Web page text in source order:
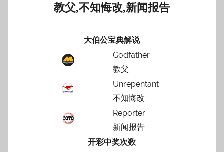
教父,不知悔改,新闻报告
大伯公宝典解说
Godfather
教父
Unrepentant
不知悔改
Reporter
新闻报告
开彩中奖次数